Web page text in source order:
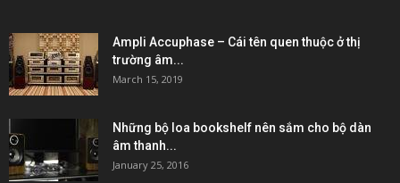
Ampli Accuphase – Cái tên quen thuộc ở thị
trường âm...
March 15, 2019
Những bộ loa bookshelf nên sắm cho bộ dàn
âm thanh...
January 25, 2016